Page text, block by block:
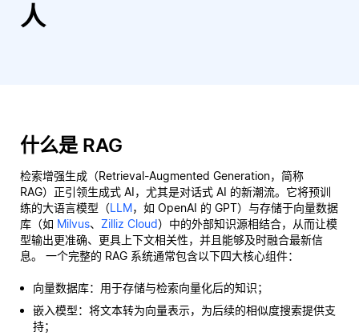
人
什么是 RAG
检索增强生成（Retrieval-Augmented Generation，简称
RAG）正引领生成式 AI，尤其是对话式 AI 的新潮流。它将预训
练的大语言模型（LLM，如 OpenAI 的 GPT）与存储于向量数据
库（如 Milvus、 Zilliz Cloud）中的外部知识源相结合，从而让模
型输出更准确、更具上下文相关性，并且能够及时融合最新信
息。 一个完整的 RAG 系统通常包含以下四大核心组件：
向量数据库：用于存储与检索向量化后的知识；
嵌入模型：将文本转为向量表示，为后续的相似度搜索提供支
持；